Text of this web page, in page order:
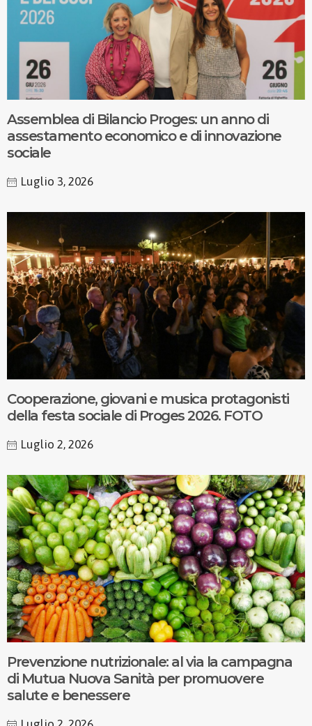
Assemblea di Bilancio Proges: un anno di
assestamento economico e di innovazione
sociale
Luglio 3, 2026
Cooperazione, giovani e musica protagonisti
della festa sociale di Proges 2026. FOTO
Luglio 2, 2026
Prevenzione nutrizionale: al via la campagna
di Mutua Nuova Sanità per promuovere
salute e benessere